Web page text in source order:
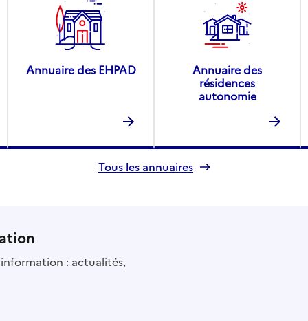
Annuaire des EHPAD
Annuaire des
résidences
autonomie
Tous les annuaires
: actualités,